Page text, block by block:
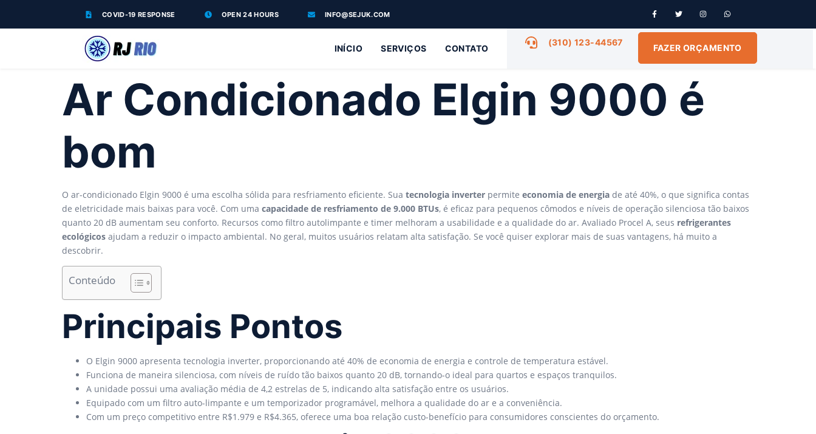
COVID-19 RESPONSE OPEN 24 HOURS INFO@SEJUK.COM
INÍCIO SERVIÇOS CONTATO
(310) 123-44567
FAZER ORÇAMENTO
Ar Condicionado Elgin 9000 é
bom
O ar-condicionado Elgin 9000 é uma escolha sólida para resfriamento eficiente. Sua tecnologia inverter permite economia de energia de até 40%, o que significa contas
de eletricidade mais baixas para você. Com uma capacidade de resfriamento de 9.000 BTUs, é eficaz para pequenos cômodos e níveis de operação silenciosa tão baixos
quanto 20 dB aumentam seu conforto. Recursos como filtro autolimpante e timer melhoram a usabilidade e a qualidade do ar. Avaliado Procel A, seus refrigerantes
ecológicos ajudam a reduzir o impacto ambiental. No geral, muitos usuários relatam alta satisfação. Se você quiser explorar mais de suas vantagens, há muito a
descobrir.
Conteúdo
Principais Pontos
O Elgin 9000 apresenta tecnologia inverter, proporcionando até 40% de economia de energia e controle de temperatura estável.
Funciona de maneira silenciosa, com níveis de ruído tão baixos quanto 20 dB, tornando-o ideal para quartos e espaços tranquilos.
A unidade possui uma avaliação média de 4,2 estrelas de 5, indicando alta satisfação entre os usuários.
Equipado com um filtro auto-limpante e um temporizador programável, melhora a qualidade do ar e a conveniência.
Com um preço competitivo entre R$1.979 e R$4.365, oferece uma boa relação custo-benefício para consumidores conscientes do orçamento.